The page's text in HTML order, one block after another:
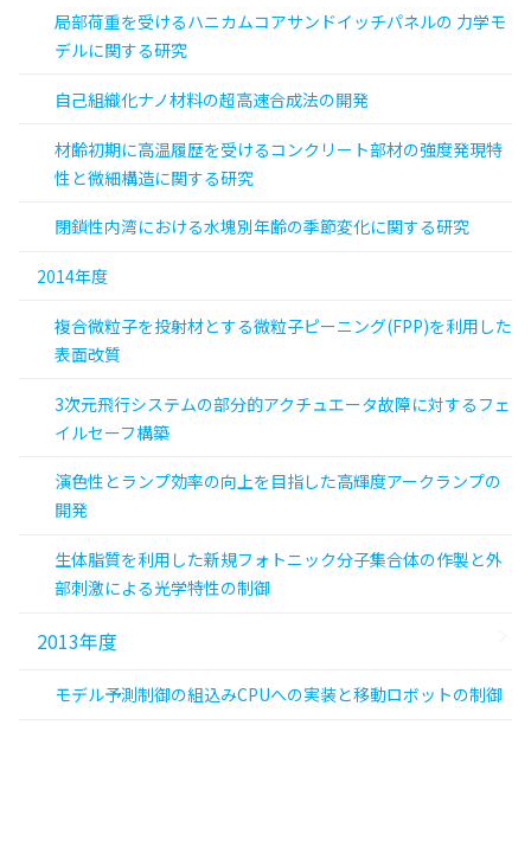
局部荷重を受けるハニカムコアサンドイッチパネルの 力学モ
デルに関する研究
自己組織化ナノ材料の超高速合成法の開発
材齢初期に高温履歴を受けるコンクリート部材の強度発現特
性と微細構造に関する研究
閉鎖性内湾における水塊別年齢の季節変化に関する研究
2014年度
複合微粒子を投射材とする微粒子ピーニング(FPP)を利用した
表面改質
3次元飛行システムの部分的アクチュエータ故障に対するフェ
イルセーフ構築
演色性とランプ効率の向上を目指した高輝度アークランプの
開発
生体脂質を利用した新規フォトニック分子集合体の作製と外
部刺激による光学特性の制御
2013年度
モデル予測制御の組込みCPUへの実装と移動ロボットの制御